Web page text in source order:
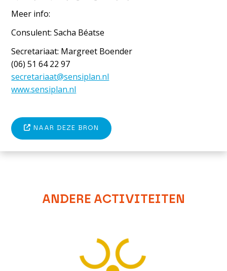
Meer info:
Consulent: Sacha Béatse
Secretariaat: Margreet Boender
(06) 51 64 22 97
secretariaat@sensiplan.nl
www.sensiplan.nl
NAAR DEZE BRON
ANDERE ACTIVITEITEN